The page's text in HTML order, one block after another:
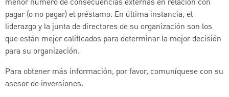
menor número de consecuencias externas en relación con
pagar (o no pagar) el préstamo. En última instancia, el
liderazgo y la junta de directores de su organización son los
que están mejor calificados para determinar la mejor decisión
para su organización.
Para obtener más información, por favor, comuníquese con su
asesor de inversiones.